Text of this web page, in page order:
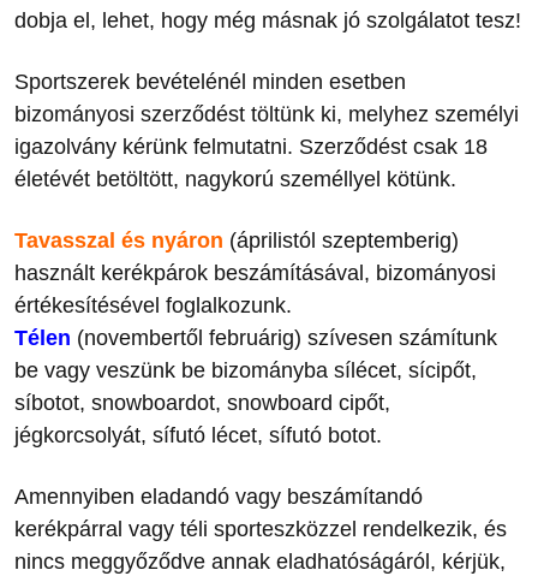
dobja el, lehet, hogy még másnak jó szolgálatot tesz!
Sportszerek bevételénél minden esetben
bizományosi szerződést töltünk ki, melyhez személyi
igazolvány kérünk felmutatni. Szerződést csak 18
életévét betöltött, nagykorú személlyel kötünk.
Tavasszal és nyáron (áprilistól szeptemberig)
használt kerékpárok beszámításával, bizományosi
értékesítésével foglalkozunk.
Télen (novembertől februárig) szívesen számítunk
be vagy veszünk be bizományba sílécet, sícipőt,
síbotot, snowboardot, snowboard cipőt,
jégkorcsolyát, sífutó lécet, sífutó botot.
Amennyiben eladandó vagy beszámítandó
kerékpárral vagy téli sporteszközzel rendelkezik, és
nincs meggyőződve annak eladhatóságáról, kérjük,